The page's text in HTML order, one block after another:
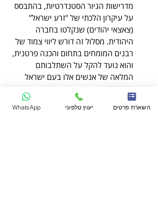
מדרישות הגיור הסטנדרטיות, בהתבסס
על עיקרון הלכתי של "זרע ישראל"
(צאצאי יהודים) שנקלטו בחברה
היהודית. מסלול זה דורש ליווי צמוד של
רבנים המומחים בתחום והכנה פרטנית,
והוא נועד להקל על השתלבותם
המלאה של אנשים אלו בעם ישראל
ובמדינתו.
WhatsApp יעוץ טלפוני השארת פרטים